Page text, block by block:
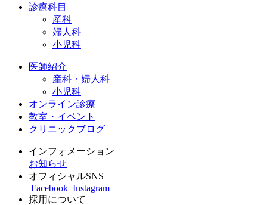
診療科目
産科
婦人科
小児科
医師紹介
産科・婦人科
小児科
オンライン診療
教室・イベント
クリニックブログ
インフォメーション
お知らせ
オフィシャルSNS
Facebook Instagram
採用について